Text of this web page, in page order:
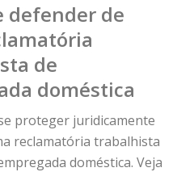
defender de
de
doméstica
proteger juridicamente
reclamatória trabalhista
doméstica. Veja